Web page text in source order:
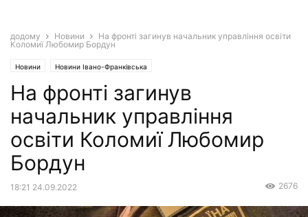
додому Новини
На фронті загинув начальник управління освіти
Коломиї Любомир Бордун
Новини Новини Івано-Франківська
На фронті загинув
начальник управління
освіти Коломиї Любомир
Бордун
18:21 24.09.2022 2676